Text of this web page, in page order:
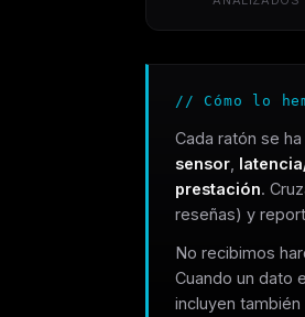
// Cómo lo
Cada ratón se
sensor
prestación.
reseñas) y
No recibimos
Cuando un dato
incluyen también